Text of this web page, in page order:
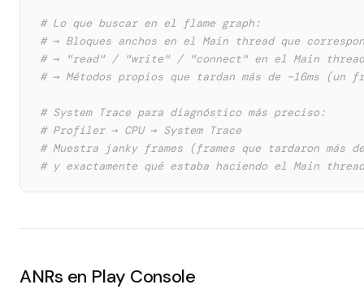
# Lo que buscar en el flame graph:
# → Bloques anchos en el Main thread que
# → "read" / "write" / "connect" en el Main thread
# → Métodos propios que tardan más de ~16ms (un
# System Trace para diagnóstico más preciso:
# Profiler → CPU → System Trace
# Muestra janky frames (frames que tardaron más
# y exactamente qué estaba haciendo el Main
ANRs en Play Console